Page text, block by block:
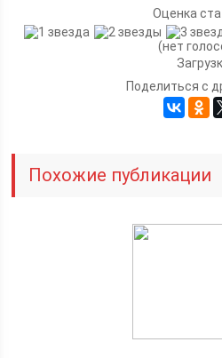
Оценка
(нет
Поделиться с
Похожие публикации